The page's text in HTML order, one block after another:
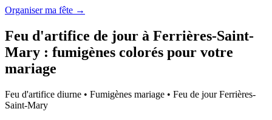
Organiser ma fête →
Feu d'artifice de jour à Ferrières-Saint-
Mary : fumigènes colorés pour votre
mariage
Feu d'artifice diurne • Fumigènes mariage • Feu de jourFerrières-
Saint-Mary